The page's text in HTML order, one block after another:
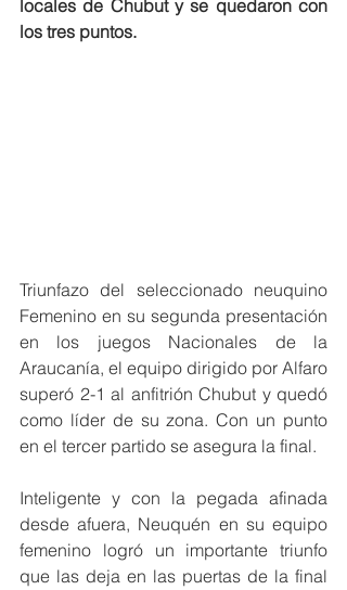
locales de Chubut y se quedaron con
los tres puntos.
Triunfazo del seleccionado neuquino
Femenino en su segunda presentación
en los juegos Nacionales de la
Araucanía, el equipo dirigido por Alfaro
superó 2-1 al anfitrión Chubut y quedó
como líder de su zona. Con un punto
en el tercer partido se asegura la final.
Inteligente y con la pegada afinada
desde afuera, Neuquén en su equipo
femenino logró un importante triunfo
que las deja en las puertas de la final